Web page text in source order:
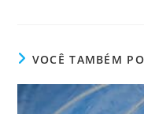
VOCÊ TAMBÉM